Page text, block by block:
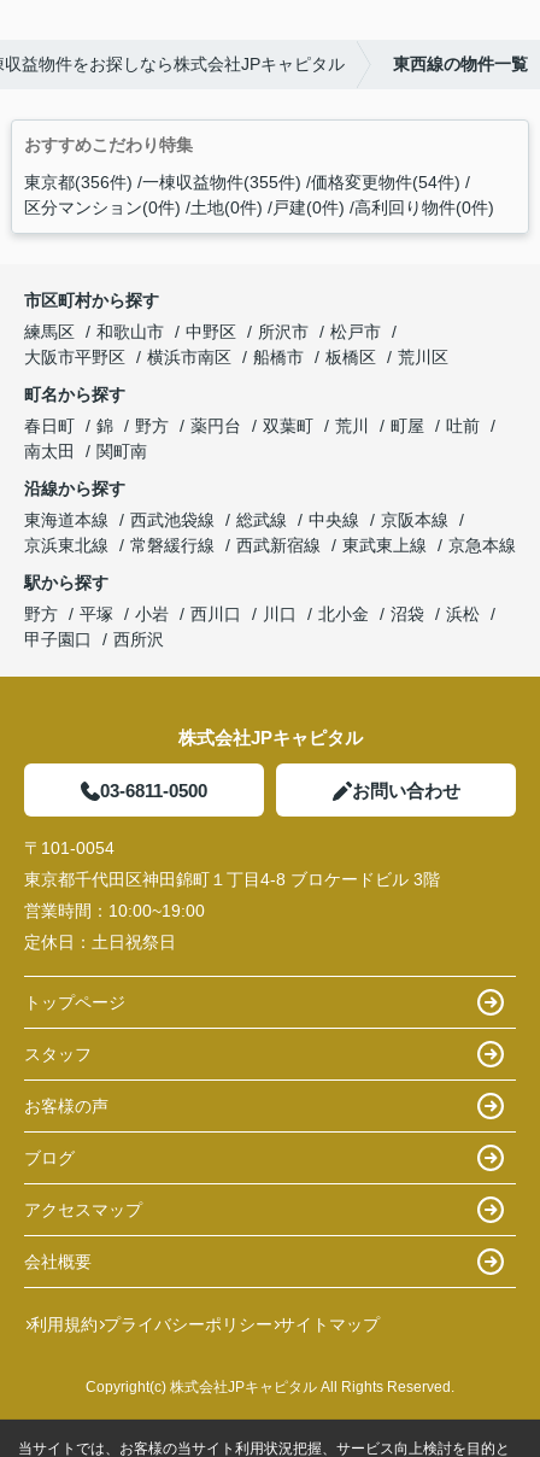
益物件をお探しなら株式会社JPキャピタル 東西線の物件一覧
おすすめこだわり特集
東京都(356件) 一棟収益物件(355件) 価格変更物件(54件)
区分マンション(0件) 土地(0件) 戸建(0件) 高利回り物件(0件)
市区町村から探す
練馬区
和歌山市 中野区 所沢市
松戸市
大阪市平野区
横浜市南区 船橋市 板橋区
荒川区
町名から探す
春日町
錦 野方 薬円台 双葉町 荒川 町屋
吐前
南太田
関町南
沿線から探す
東海道本線
西武池袋線 総武線 中央線
京阪本線
京浜東北線
常磐緩行線 西武新宿線 東武東上線
京急本線
駅から探す
野方
平塚 小岩 西川口 川口 北小金 沼袋
浜松
甲子園口
西所沢
株式会社JPキャピタル
03-6811-0500 お問い合わせ
〒101-0054
東京都千代田区神田錦町１丁目4-8 ブロケードビル 3階
営業時間： 10:00~19:00
定休日： 土日祝祭日
トップページ
スタッフ
お客様の声
ブログ
アクセスマップ
会社概要
利用規約 プライバシーポリシー サイトマップ
Copyright(c) 株式会社JPキャピタル All Rights Reserved.
当サイトでは、お客様の当サイト利用状況把握、サービス向上検討を目的と